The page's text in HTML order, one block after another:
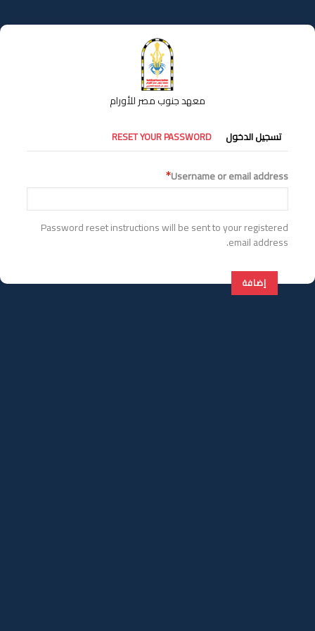
إلى
المحتوى
معهد جنوب مصر للأورام
التبويبات
الأساسية
تسجيل الدخول RESET YOUR PASSWORD
Username or email address
Password reset instructions will be sent to your registered
email address.